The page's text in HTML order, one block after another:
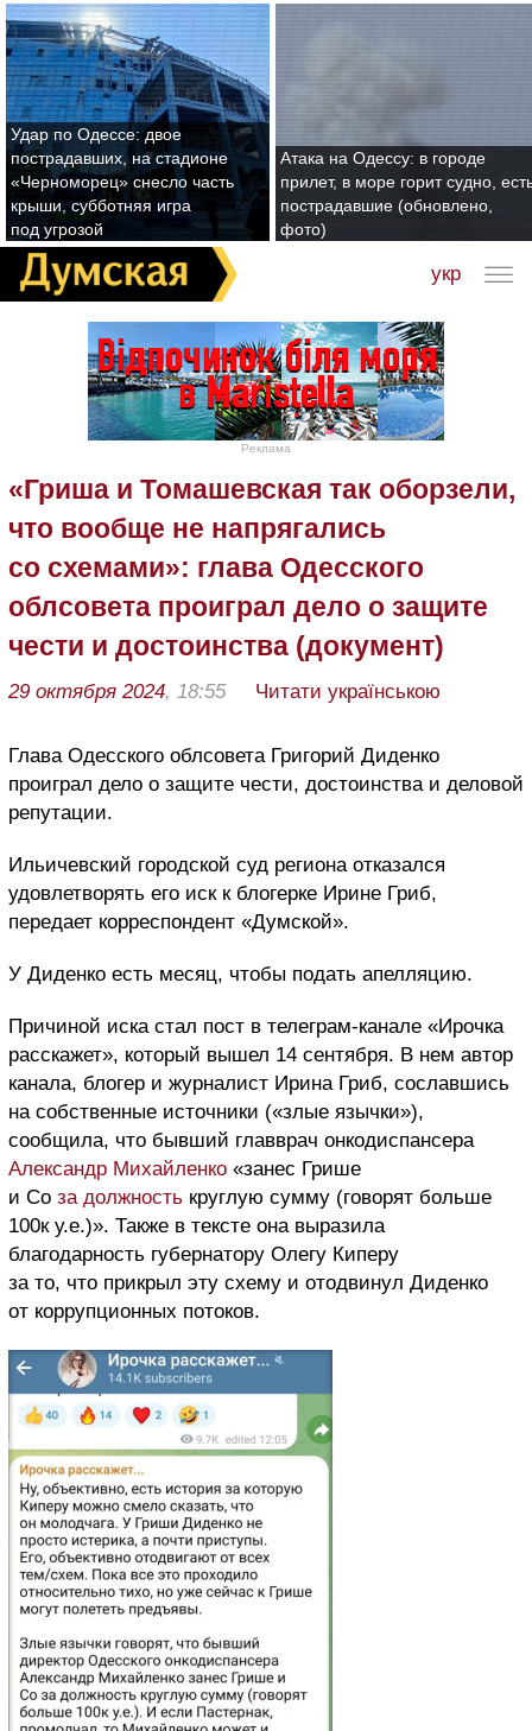
Удар по Одессе: двое
пострадавших, на стадионе
«Черноморец» снесло часть
крыши, субботняя игра
под угрозой
Атака на Одессу: в городе
прилет, в море горит судно,
пострадавшие (обновлено,
фото)
укр
Реклама
«Гриша и Томашевская так оборзели,
что вообще не напрягались
со схемами»: глава Одесского
облсовета проиграл дело о защите
чести и достоинства (документ)
29 октября 2024, 18:55 Читати українською
Глава Одесского облсовета Григорий Диденко
проиграл дело о защите чести, достоинства и деловой
репутации.
Ильичевский городской суд региона отказался
удовлетворять его иск к блогерке Ирине Гриб,
передает корреспондент «Думской».
У Диденко есть месяц, чтобы подать апелляцию.
Причиной иска стал пост в телеграм-канале «Ирочка
расскажет», который вышел 14 сентября. В нем автор
канала, блогер и журналист Ирина Гриб, сославшись
на собственные источники («злые язычки»),
сообщила, что бывший главврач онкодиспансера
Александр Михайленко «занес Грише
и Со за должность круглую сумму (говорят больше
100к у.е.)». Также в тексте она выразила
благодарность губернатору Олегу Киперу
за то, что прикрыл эту схему и отодвинул Диденко
от коррупционных потоков.